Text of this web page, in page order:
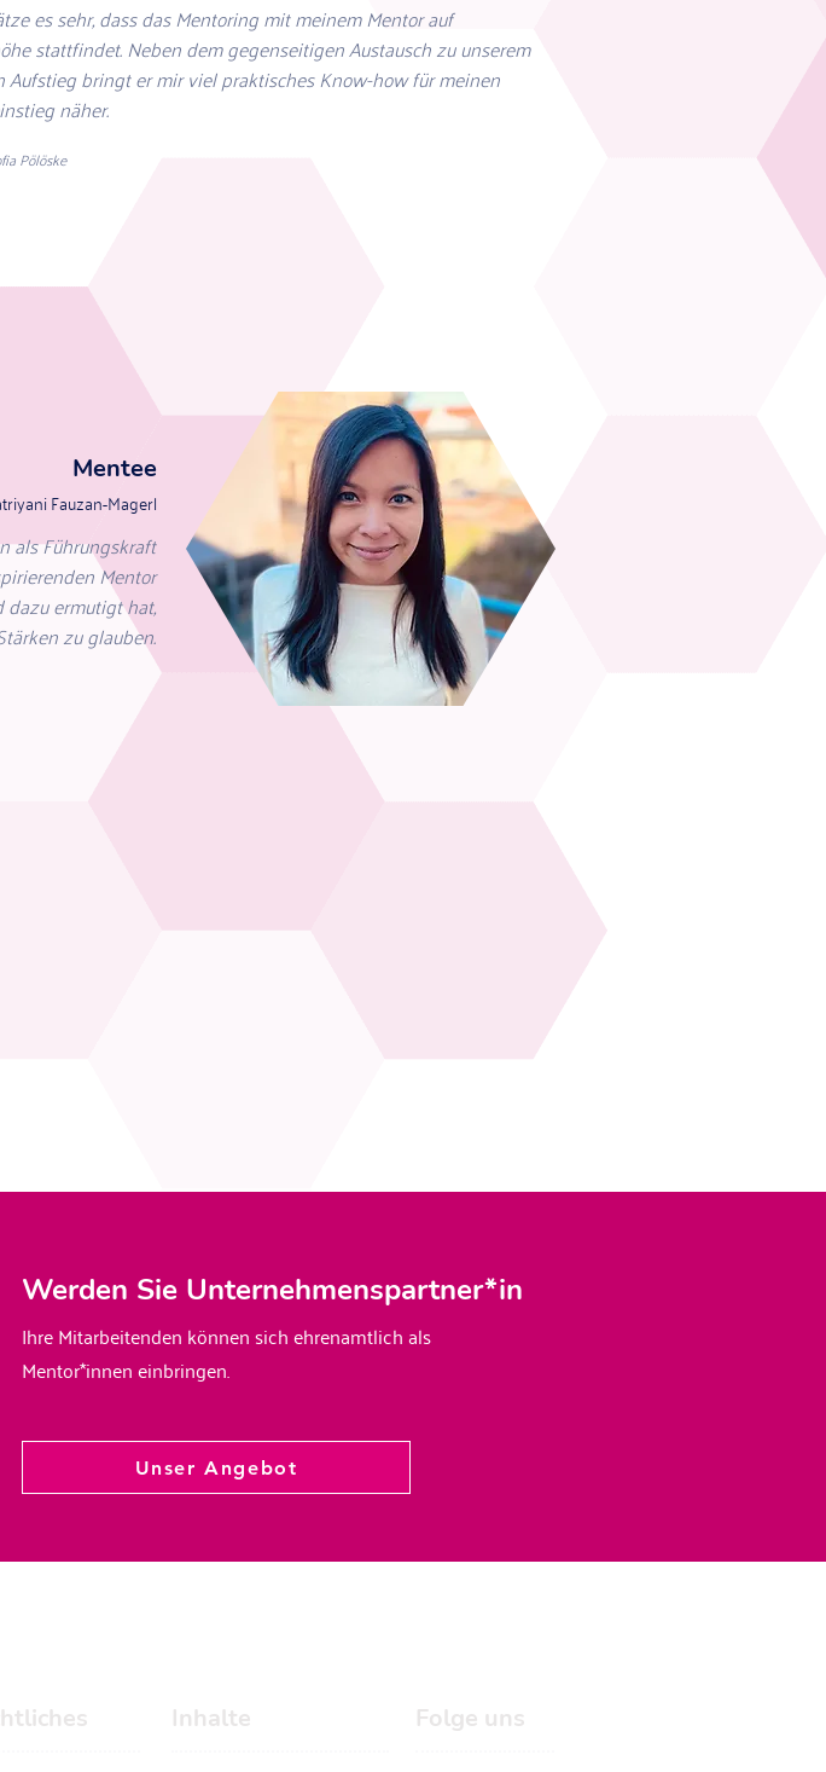
Mentee
als Führungskraft
Mentor
ermutigt hat,
zu glauben.
Fauzan-Magerl
es sehr, dass das Mentoring mit meinem Mentor auf
stattfindet. Neben dem gegenseitigen Austausch zu unserem
Aufstieg bringt er mir viel praktisches Know-how für meinen
näher.
Pölöske
Werden Sie Unternehmenspartner*in
Ihre Mitarbeitenden können sich ehrenamtlich als
Mentor*innen einbringen.
Unser Angebot
Inhalte Folge uns